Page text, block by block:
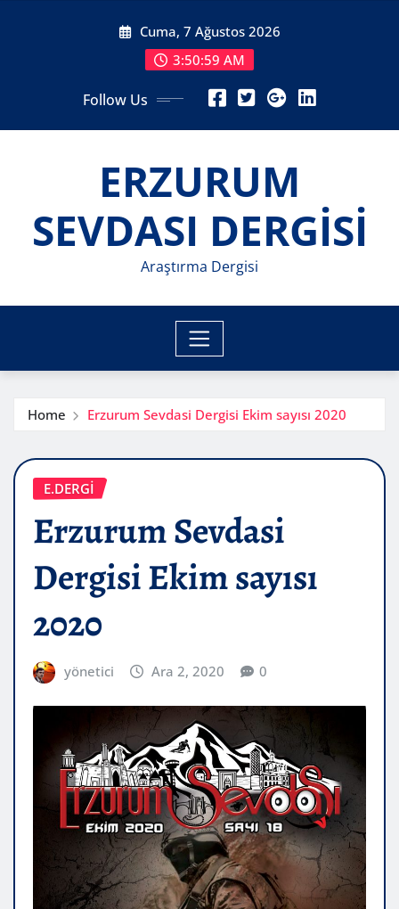
Cuma, 7 Ağustos 2026
3:51:01 AM
Follow Us
ERZURUM
SEVDASI DERGİSİ
Araştırma Dergisi
Home Erzurum Sevdasi Dergisi Ekim sayısı 2020
E.DERGİ
Erzurum Sevdasi
Dergisi Ekim sayısı
2020
yönetici Ara 2, 2020 0